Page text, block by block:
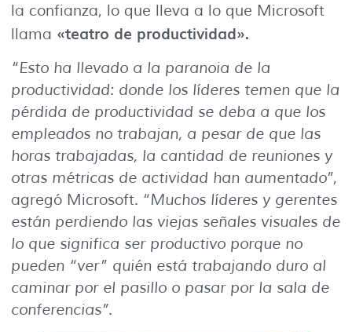
la confianza, lo que lleva a lo que Microsoft
llama «teatro de productividad».
“Esto ha llevado a la paranoia de la
productividad: donde los líderes temen que la
pérdida de productividad se deba a que los
empleados no trabajan, a pesar de que las
horas trabajadas, la cantidad de reuniones y
otras métricas de actividad han aumentado”,
agregó Microsoft. “Muchos líderes y gerentes
están perdiendo las viejas señales visuales de
lo que significa ser productivo porque no
pueden “ver” quién está trabajando duro al
caminar por el pasillo o pasar por la sala de
conferencias”.